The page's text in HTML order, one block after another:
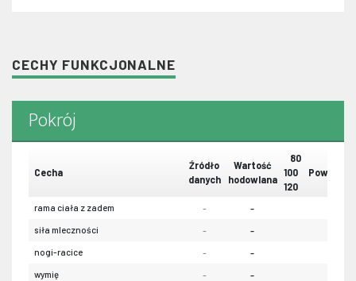
CECHY FUNKCJONALNE
Pokrój
Cecha
Źródło
danych
Wartość
hodowlana
80
100
120
rama ciała z zadem - -
siła mleczności - -
nogi-racice - -
wymię - -